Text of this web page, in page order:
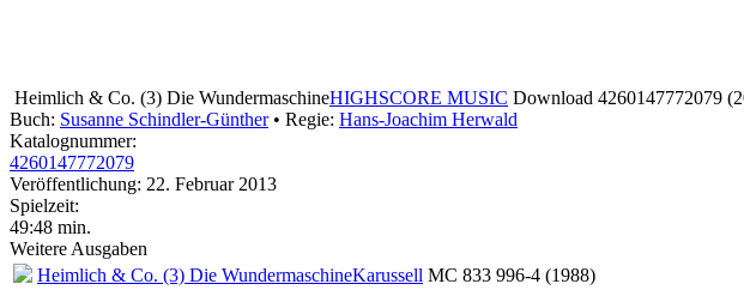
Heimlich & Co. (3) Die WundermaschineHIGHSCORE MUSIC Download 4260147772079
Buch: Susanne Schindler-Günther• Regie: Hans-Joachim Herwald
Katalognummer:
4260147772079
Veröffentlichung: 22. Februar 2013
Spielzeit:
49:48 min.
Weitere Ausgaben
Heimlich & Co. (3) Die WundermaschineKarussell MC 833 996-4 (1988)